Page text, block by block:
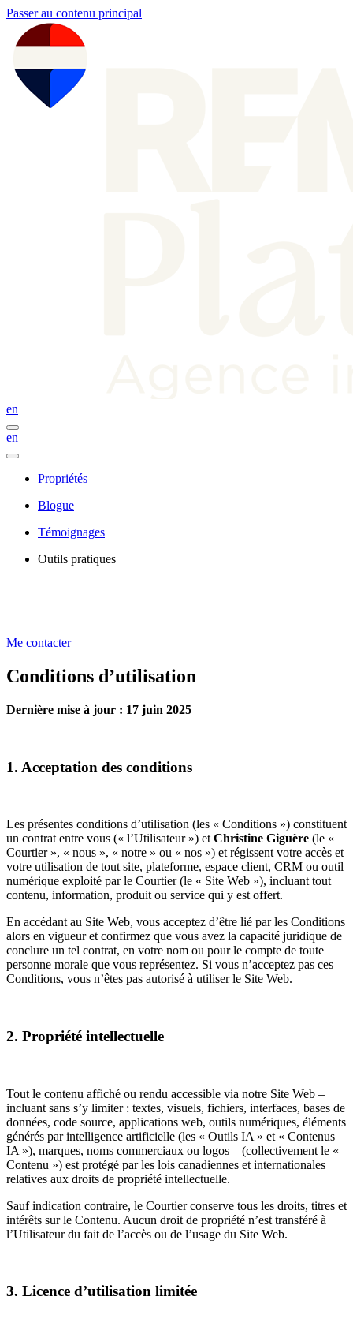
Passer au contenu principal
en
en
Propriétés
Blogue
Témoignages
Outils pratiques
Me contacter
Conditions d’utilisation
Dernière mise à jour : 17 juin 2025
1. Acceptation des conditions
Les présentes conditions d’utilisation (les « Conditions ») constituent
un contrat entre vous (« l’Utilisateur ») et Christine Giguère (le «
Courtier », « nous », « notre » ou « nos ») et régissent votre accès et
votre utilisation de tout site, plateforme, espace client, CRM ou outil
numérique exploité par le Courtier (le « Site Web »), incluant tout
contenu, information, produit ou service qui y est offert.
En accédant au Site Web, vous acceptez d’être lié par les Conditions
alors en vigueur et confirmez que vous avez la capacité juridique de
conclure un tel contrat, en votre nom ou pour le compte de toute
personne morale que vous représentez. Si vous n’acceptez pas ces
Conditions, vous n’êtes pas autorisé à utiliser le Site Web.
2. Propriété intellectuelle
Tout le contenu affiché ou rendu accessible via notre Site Web –
incluant sans s’y limiter : textes, visuels, fichiers, interfaces, bases de
données, code source, applications web, outils numériques, éléments
générés par intelligence artificielle (les « Outils IA » et « Contenus
IA »), marques, noms commerciaux ou logos – (collectivement le «
Contenu ») est protégé par les lois canadiennes et internationales
relatives aux droits de propriété intellectuelle.
Sauf indication contraire, le Courtier conserve tous les droits, titres et
intérêts sur le Contenu. Aucun droit de propriété n’est transféré à
l’Utilisateur du fait de l’accès ou de l’usage du Site Web.
3. Licence d’utilisation limitée